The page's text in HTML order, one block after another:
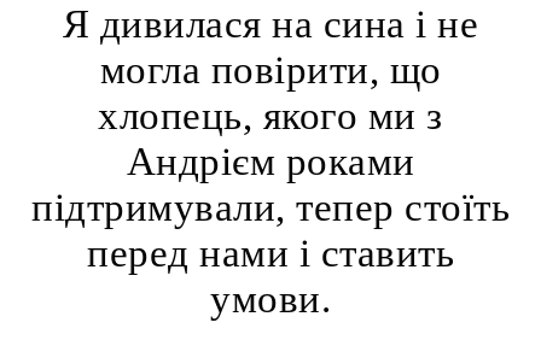
Я дивилася на сина і не
могла повірити, що
хлопець, якого ми з
Андрієм роками
підтримували, тепер стоїть
перед нами і ставить
умови.